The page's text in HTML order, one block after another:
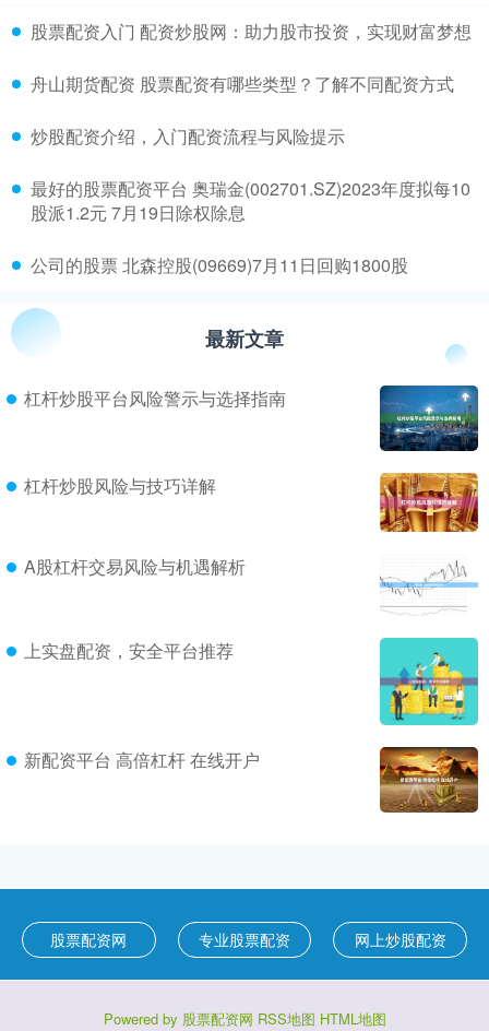
​股票配资入门 配资炒股网：助力股市投资，实现财富梦想
​舟山期货配资 股票配资有哪些类型？了解不同配资方式
​炒股配资介绍，入门配资流程与风险提示
​最好的股票配资平台 奥瑞金(002701.SZ)2023年度拟每10
股派1.2元 7月19日除权除息
​公司的股票 北森控股(09669)7月11日回购1800股
最新文章
杠杆炒股平台风险警示与选择指南
杠杆炒股风险与技巧详解
A股杠杆交易风险与机遇解析
上实盘配资，安全平台推荐
新配资平台 高倍杠杆 在线开户
股票配资网 专业股票配资 网上炒股配资
Powered by 股票配资网 RSS地图 HTML地图